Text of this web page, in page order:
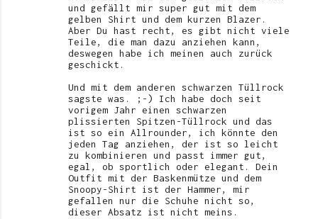
und gefällt mir super gut mit dem
gelben Shirt und dem kurzen Blazer.
Aber Du hast recht, es gibt nicht viele
Teile, die man dazu anziehen kann,
deswegen habe ich meinen auch zurück
geschickt.
Und mit dem anderen schwarzen Tüllrock
sagste was. ;-) Ich habe doch seit
vorigem Jahr einen schwarzen
plissierten Spitzen-Tüllrock und das
ist so ein Allrounder, ich könnte den
jeden Tag anziehen, der ist so leicht
zu kombinieren und passt immer gut,
egal, ob sportlich oder elegant. Dein
Outfit mit der Baskenmütze und dem
Snoopy-Shirt ist der Hammer, mir
gefallen nur die Schuhe nicht so,
dieser Absatz ist nicht meins.